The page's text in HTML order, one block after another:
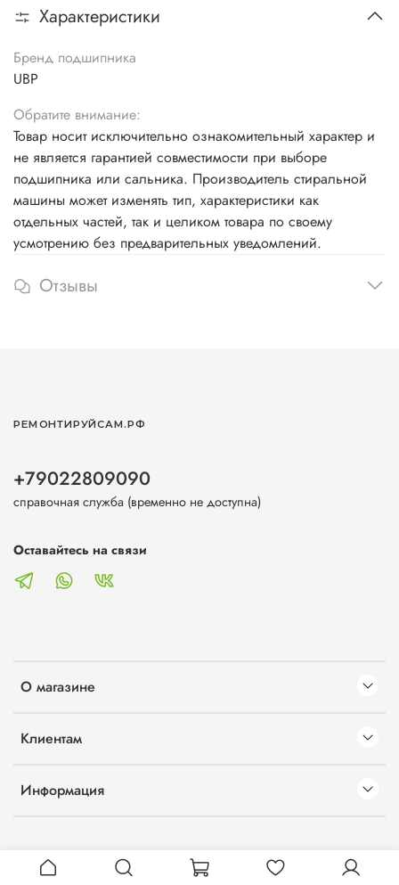
Характеристики
Бренд подшипника
UBP
Обратите внимание:
Товар носит исключительно ознакомительный характер и
не является гарантией совместимости при выборе
подшипника или сальника. Производитель стиральной
машины может изменять тип, характеристики как
отдельных частей, так и целиком товара по своему
усмотрению без предварительных уведомлений.
Отзывы
О магазине
Клиентам
Информация
РЕМОНТИРУЙСАМ.РФ
+79022809090
справочная служба (временно не доступна)
Оставайтесь на связи